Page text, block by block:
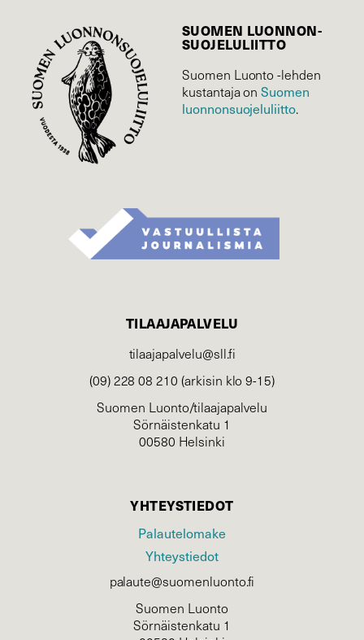
SUOMEN LUONNON­
SUOJELU­LIITTO
Suomen Luonto -lehden
kustantaja onSuomen
luonnonsuojelu­liitto.
TILAAJAPALVELU
tilaajapalvelu@sll.fi
(09) 228 08 210 (arkisin klo 9-15)
Suomen Luonto/tilaajapalvelu
Sörnäistenkatu 1
00580 Helsinki
YHTEYSTIEDOT
Palautelomake
Yhteystiedot
palaute@suomenluonto.fi
Suomen Luonto
Sörnäistenkatu 1